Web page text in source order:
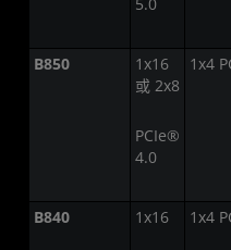
B850
1x16
或 2x8
PCIe®
4.0
1x4
B840 1x16 1x4